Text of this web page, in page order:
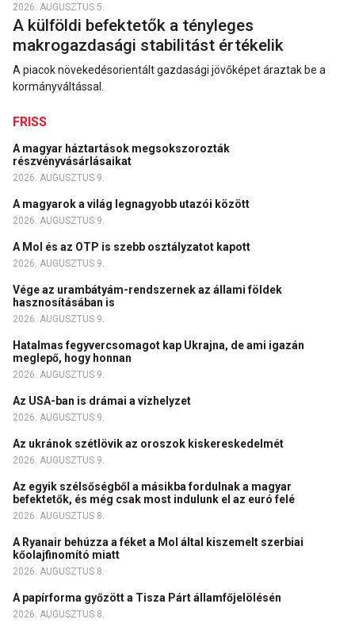
2026. AUGUSZTUS 5.
A külföldi befektetők a tényleges
makrogazdasági stabilitást értékelik
A piacok növekedésorientált gazdasági jövőképet áraztak be a
kormányváltással.
FRISS
A magyar háztartások megsokszorozták
részvényvásárlásaikat
2026. AUGUSZTUS 9.
A magyarok a világ legnagyobb utazói között
2026. AUGUSZTUS 9.
A Mol és az OTP is szebb osztályzatot kapott
2026. AUGUSZTUS 9.
Vége az urambátyám-rendszernek az állami földek
hasznosításában is
2026. AUGUSZTUS 9.
Hatalmas fegyvercsomagot kap Ukrajna, de ami igazán
meglepő, hogy honnan
2026. AUGUSZTUS 9.
Az USA-ban is drámai a vízhelyzet
2026. AUGUSZTUS 9.
Az ukránok szétlövik az oroszok kiskereskedelmét
2026. AUGUSZTUS 9.
Az egyik szélsőségből a másikba fordulnak a magyar
befektetők, és még csak most indulunk el az euró felé
2026. AUGUSZTUS 8.
A Ryanair behúzza a féket a Mol által kiszemelt szerbiai
kőolajfinomító miatt
2026. AUGUSZTUS 8.
A papírforma győzött a Tisza Párt államfőjelölésén
2026. AUGUSZTUS 8.